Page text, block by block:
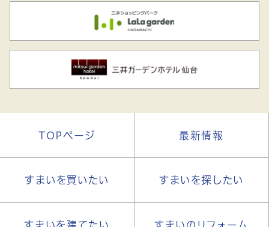
TOPページ 最新情報
すまいを買いたい すまいを探したい